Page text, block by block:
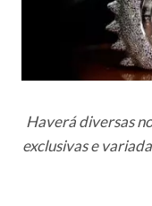
Haverá diversas
exclusivas e